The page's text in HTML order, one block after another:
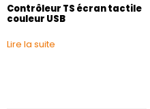
Contrôleur TS écran tactile
couleur USB
Lire la suite